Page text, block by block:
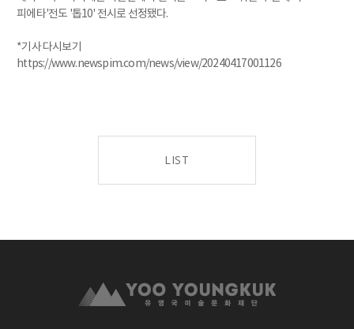
피에타'전도 '톱10' 전시로 선정됐다.
*기사 다시보기
https://www.newspim.com/news/view/20240417001126
LIST